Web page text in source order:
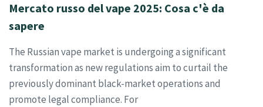
Mercato russo del vape 2025: Cosa c'è da
sapere
The Russian vape market is undergoing a significant
transformation as new regulations aim to curtail the
previously dominant black-market operations and
promote legal compliance. For